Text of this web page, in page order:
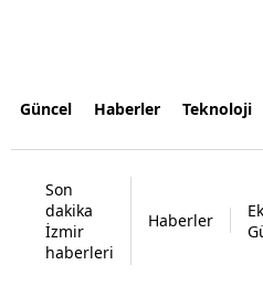
Güncel Haberler Teknoloji
Son
dakika
İzmir
haberleri
Haberler